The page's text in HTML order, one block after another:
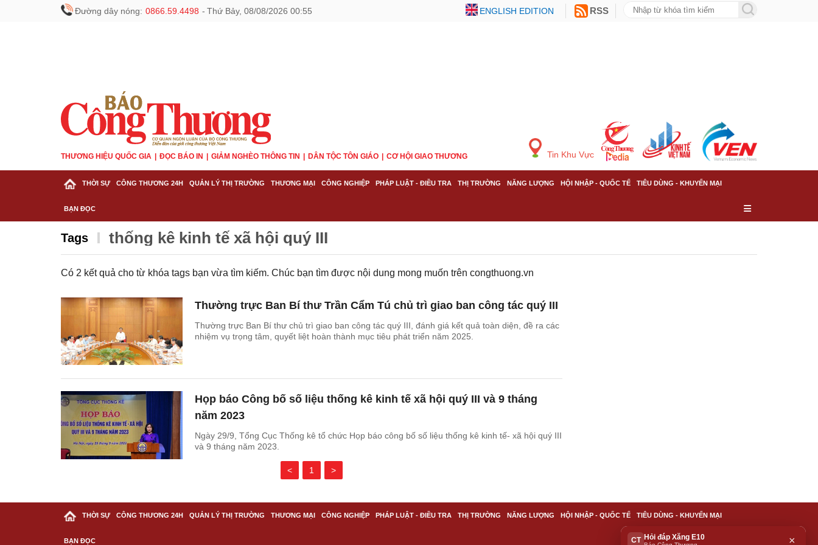
Đường dây nóng: 0866.59.4498 - Thứ Bảy, 08/08/2026 00:55 RSS
ENGLISH EDITION
THƯƠNG HIỆU QUỐC GIA ĐỌC BÁO IN GIẢM NGHÈO THÔNG TIN DÂN TỘC TÔN GIÁO CƠ HỘI GIAO THƯƠNG Tin Khu Vực
THỜI SỰ CÔNG THƯƠNG 24H QUẢN LÝ THỊ TRƯỜNG THƯƠNG MẠI CÔNG NGHIỆP PHÁP LUẬT - ĐIỀU TRA THỊ TRƯỜNG NĂNG LƯỢNG HỘI NHẬP - QUỐC TẾ TIÊU DÙNG - KHUYẾN MẠI
BẠN ĐỌC
Tags thống kê kinh tế xã hội quý III
Có 2 kết quả cho từ khóa tags bạn vừa tìm kiếm. Chúc bạn tìm được nội dung mong muốn trên congthuong.vn
Thường trực Ban Bí thư Trần Cẩm Tú chủ trì giao ban công tác quý III
Thường trực Ban Bí thư chủ trì giao ban công tác quý III, đánh giá kết quả toàn diện, đề ra các
nhiệm vụ trọng tâm, quyết liệt hoàn thành mục tiêu phát triển năm 2025.
Họp báo Công bố số liệu thống kê kinh tế xã hội quý III và 9 tháng
năm 2023
Ngày 29/9, Tổng Cục Thống kê tổ chức Họp báo công bố số liệu thống kê kinh tế- xã hội quý III
và 9 tháng năm 2023.
< 1 >
THỜI SỰ CÔNG THƯƠNG 24H QUẢN LÝ THỊ TRƯỜNG THƯƠNG MẠI CÔNG NGHIỆP PHÁP LUẬT - ĐIỀU TRA THỊ TRƯỜNG NĂNG LƯỢNG HỘI NHẬP - QUỐC TẾ TIÊU DÙNG - KHUYẾN MẠI
BẠN ĐỌC CT Hỏi đáp Xăng E10 ×